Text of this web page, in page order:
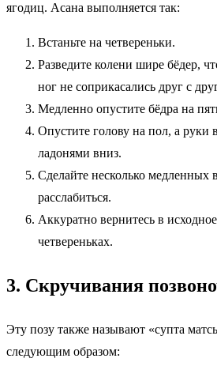
ягодиц. Асана выполняется так:
Встаньте на четвереньки.
Разведите колени шире бёдер,
ног не соприкасались друг с
Медленно опустите бёдра на
Опустите голову на пол, а руки
ладонями вниз.
Сделайте несколько медленных
расслабиться.
Аккуратно вернитесь в
четвереньках.
3. Скручивания
Эту позу также называют «супта
следующим образом: